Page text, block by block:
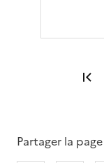
Partager la page